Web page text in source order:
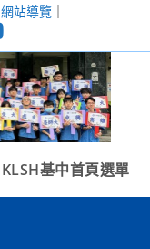
網站導覽｜
KLSH基中首頁選單